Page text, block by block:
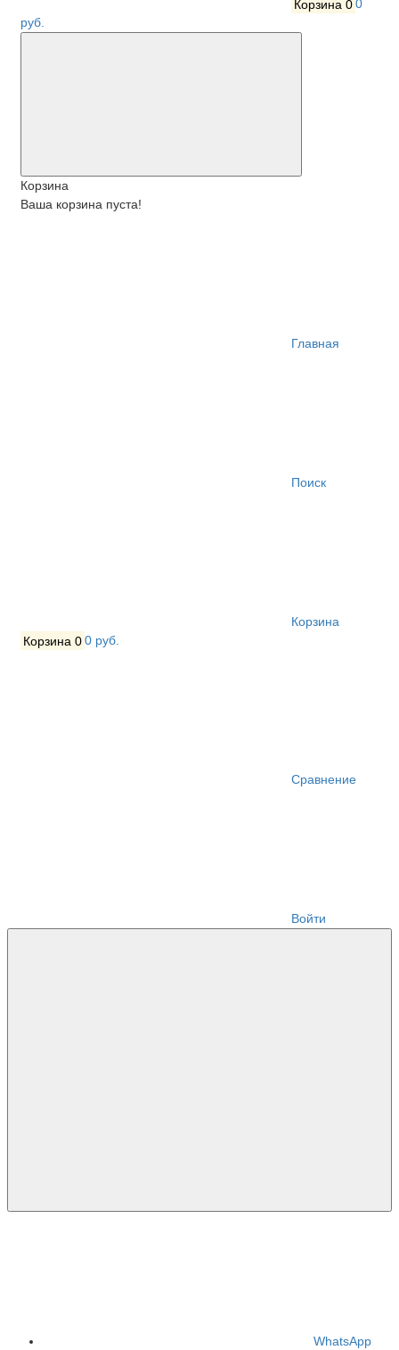
Корзина 00
руб.
Корзина
Ваша корзина пуста!
Главная
Поиск
Корзина
Корзина 00 руб.
Сравнение
Войти
WhatsApp